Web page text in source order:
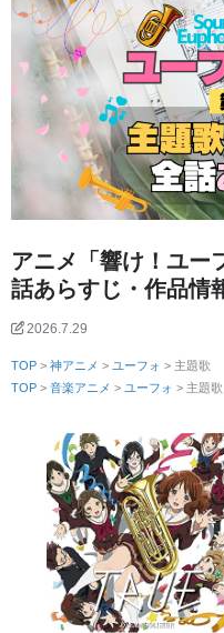
アニメ「響け！ユー
話あらすじ・作品情
2026.7.29
TOP > 神アニメ > ユーフォ > 主題歌
TOP > 音楽アニメ > ユーフォ > 主題歌